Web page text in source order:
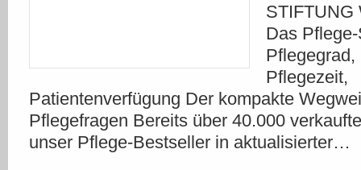
STIFTUNG
Das
Pflegezeit,
Patientenverfügung Der kompakte
Pflegefragen Bereits über 40.000
unser Pflege-Bestseller in aktualisierter…